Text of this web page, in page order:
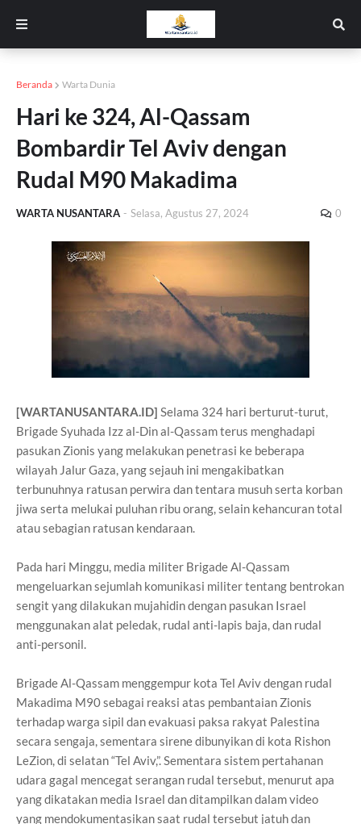
Beranda Warta Dunia
Hari ke 324, Al-Qassam
Bombardir Tel Aviv dengan
Rudal M90 Makadima
WARTA NUSANTARA - Selasa, Agustus 27, 2024 0
[WARTANUSANTARA.ID] Selama 324 hari berturut-turut,
Brigade Syuhada Izz al-Din al-Qassam terus menghadapi
pasukan Zionis yang melakukan penetrasi ke beberapa
wilayah Jalur Gaza, yang sejauh ini mengakibatkan
terbunuhnya ratusan perwira dan tentara musuh serta korban
jiwa serta melukai puluhan ribu orang, selain kehancuran total
atau sebagian ratusan kendaraan.
Pada hari Minggu, media militer Brigade Al-Qassam
mengeluarkan sejumlah komunikasi militer tentang bentrokan
sengit yang dilakukan mujahidin dengan pasukan Israel
menggunakan alat peledak, rudal anti-lapis baja, dan rudal
anti-personil.
Brigade Al-Qassam menggempur kota Tel Aviv dengan rudal
Makadima M90 sebagai reaksi atas pembantaian Zionis
terhadap warga sipil dan evakuasi paksa rakyat Palestina
secara sengaja, sementara sirene dibunyikan di kota Rishon
LeZion, di selatan “Tel Aviv,”. Sementara sistem pertahanan
udara gagal mencegat serangan rudal tersebut, menurut apa
yang dikatakan media Israel dan ditampilkan dalam video
yang mendokumentasikan saat rudal tersebut jatuh dan